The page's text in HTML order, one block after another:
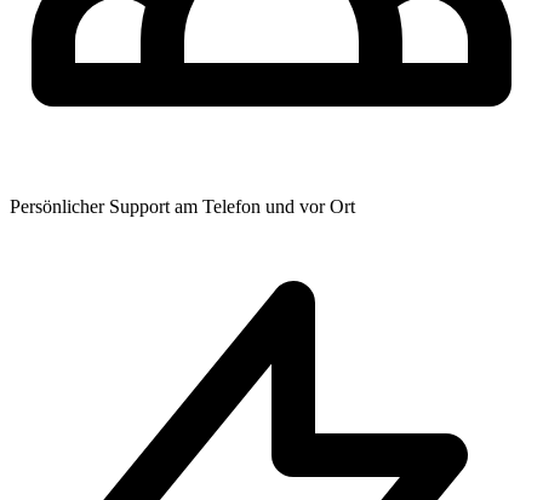
Persönlicher Support am Telefon und vor Ort